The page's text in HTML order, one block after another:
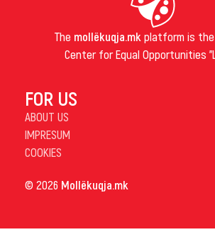
The mollëkuqja.mk platform is
Center for Equal Opportunities
FOR US
ABOUT US
IMPRESUM
COOKIES
© 2026 Mollëkuqja.mk